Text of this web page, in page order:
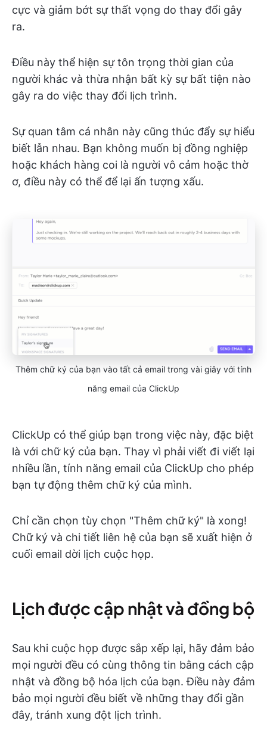
cực và giảm bớt sự thất vọng do thay đổi gây
ra.
Điều này thể hiện sự tôn trọng thời gian của
người khác và thừa nhận bất kỳ sự bất tiện nào
gây ra do việc thay đổi lịch trình.
Sự quan tâm cá nhân này cũng thúc đẩy sự hiểu
biết lẫn nhau. Bạn không muốn bị đồng nghiệp
hoặc khách hàng coi là người vô cảm hoặc thờ
ơ, điều này có thể để lại ấn tượng xấu.
Thêm chữ ký của bạn vào tất cả email trong vài giây với tính
năng email của ClickUp
ClickUp có thể giúp bạn trong việc này, đặc biệt
là với chữ ký của bạn. Thay vì phải viết đi viết lại
nhiều lần, tính năng email của ClickUp cho phép
bạn tự động thêm chữ ký của mình.
Chỉ cần chọn tùy chọn "Thêm chữ ký" là xong!
Chữ ký và chi tiết liên hệ của bạn sẽ xuất hiện ở
cuối email dời lịch cuộc họp.
Lịch được cập nhật và đồng bộ
Sau khi cuộc họp được sắp xếp lại, hãy đảm bảo
mọi người đều có cùng thông tin bằng cách cập
nhật và đồng bộ hóa lịch của bạn. Điều này đảm
bảo mọi người đều biết về những thay đổi gần
đây, tránh xung đột lịch trình.